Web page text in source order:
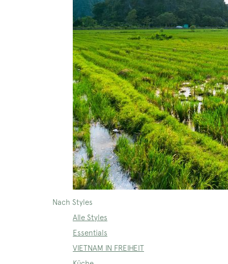
Nach Styles
Alle Styles
Essentials
VIETNAM IN FREIHEIT